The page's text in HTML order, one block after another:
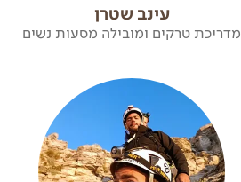
עינב שטרן
מדריכת טרקים ומובילה מסעות נשים